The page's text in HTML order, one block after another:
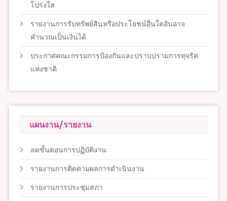
โปร่งใส
รายงานการรับทรัพย์สินหรือประโยชน์อื่นใดอันอาจ
คำนวณเป็นเงินได้
ประกาศคณะกรรมการป้องกันและปราบปรามการทุจริต
แห่งชาติ
แผนงาน/รายงาน
ลดขั้นตอนการปฏิบัติงาน
รายงานการติดตามผลการดำเนินงาน
รายงานการประชุมสภา